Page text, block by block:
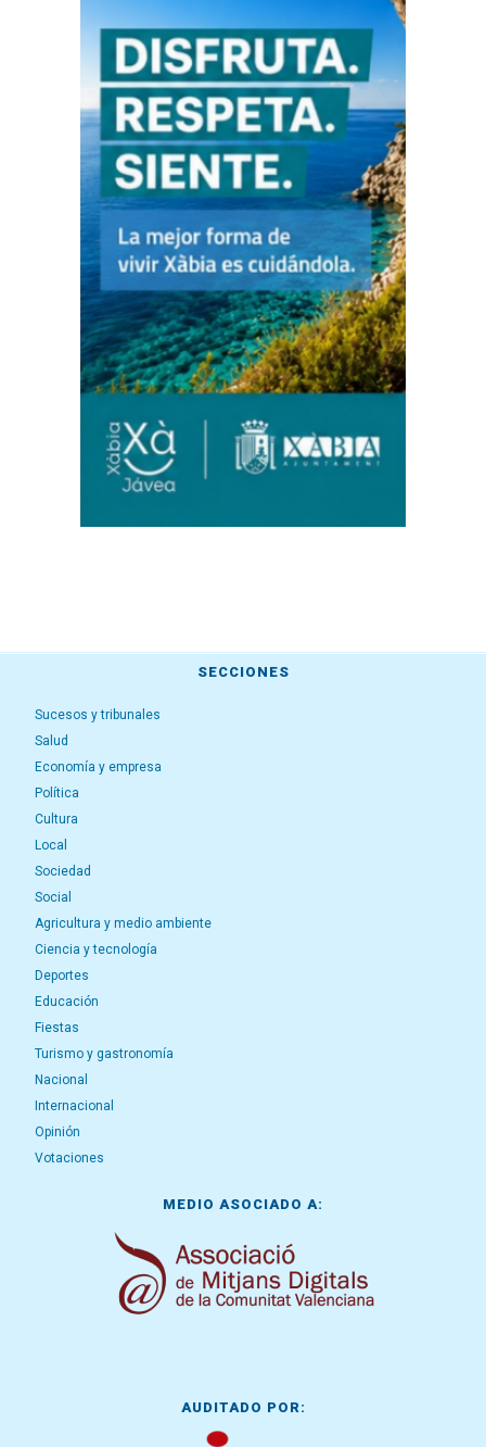
SECCIONES
Sucesos y tribunales
Salud
Economía y empresa
Política
Cultura
Local
Sociedad
Social
Agricultura y medio ambiente
Ciencia y tecnología
Deportes
Educación
Fiestas
Turismo y gastronomía
Nacional
Internacional
Opinión
Votaciones
MEDIO ASOCIADO A:
AUDITADO POR: